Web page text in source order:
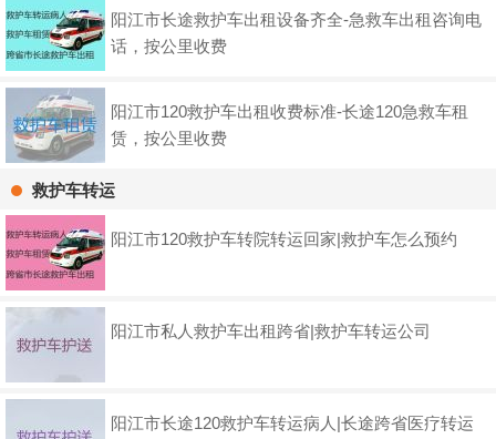
阳江市长途救护车出租设备齐全-急救车出租咨询电
话，按公里收费
阳江市120救护车出租收费标准-长途120急救车租
赁，按公里收费
救护车转运
阳江市120救护车转院转运回家|救护车怎么预约
阳江市私人救护车出租跨省|救护车转运公司
阳江市长途120救护车转运病人|长途跨省医疗转运